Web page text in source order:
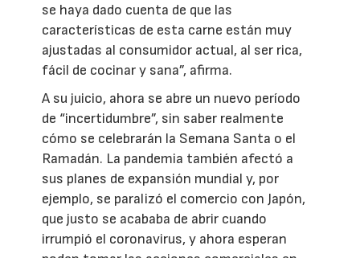
se haya dado cuenta de que las
características de esta carne están muy
ajustadas al consumidor actual, al ser rica,
fácil de cocinar y sana”, afirma.
A su juicio, ahora se abre un nuevo período
de “incertidumbre”, sin saber realmente
cómo se celebrarán la Semana Santa o el
Ramadán. La pandemia también afectó a
sus planes de expansión mundial y, por
ejemplo, se paralizó el comercio con Japón,
que justo se acababa de abrir cuando
irrumpió el coronavirus, y ahora esperan